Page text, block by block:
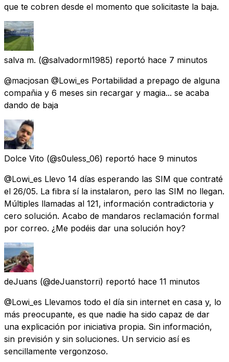
que te cobren desde el momento que solicitaste la baja.
salva m. (@salvadorml1985) reportó hace 7 minutos
@macjosan @Lowi_es Portabilidad a prepago de alguna
compañia y 6 meses sin recargar y magia... se acaba
dando de baja
Dolce Vito (@s0uless_06) reportó hace 9 minutos
@Lowi_es Llevo 14 días esperando las SIM que contraté
el 26/05. La fibra sí la instalaron, pero las SIM no llegan.
Múltiples llamadas al 121, información contradictoria y
cero solución. Acabo de mandaros reclamación formal
por correo. ¿Me podéis dar una solución hoy?
deJuans (@deJuanstorri) reportó hace 11 minutos
@Lowi_es Llevamos todo el día sin internet en casa y, lo
más preocupante, es que nadie ha sido capaz de dar
una explicación por iniciativa propia. Sin información,
sin previsión y sin soluciones. Un servicio así es
sencillamente vergonzoso.